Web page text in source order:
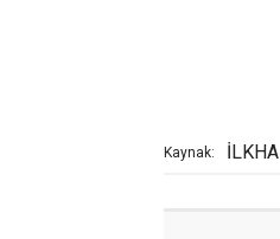
Kaynak: İLKHA